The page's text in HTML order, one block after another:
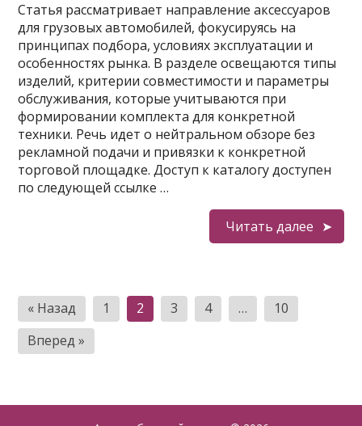
Статья рассматривает направление аксессуаров
для грузовых автомобилей, фокусируясь на
принципах подбора, условиях эксплуатации и
особенностях рынка. В разделе освещаются типы
изделий, критерии совместимости и параметры
обслуживания, которые учитываются при
формировании комплекта для конкретной
техники. Речь идет о нейтральном обзоре без
рекламной подачи и привязки к конкретной
торговой площадке. Доступ к каталогу доступен
по следующей ссылке …
Читать далее
Пагинация
записей
« Назад 1 2 3 4 …
10
Вперед »